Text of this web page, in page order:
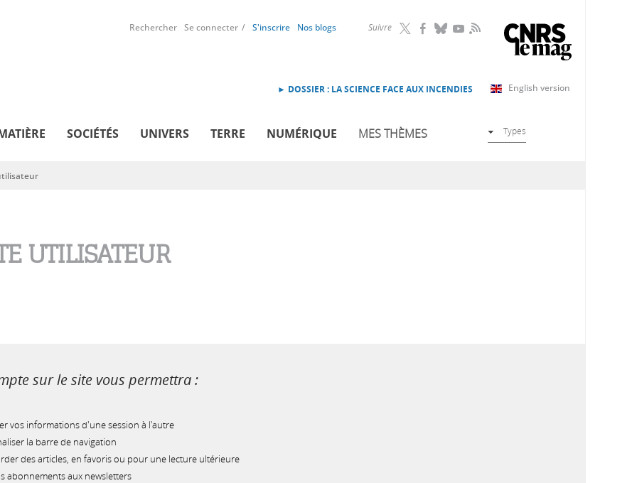
Suivre RSS
Rechercher Se connecter S'inscrire Nos blogs
English version
► DOSSIER : LA SCIENCE FACE AUX INCENDIES
SOCIÉTÉS UNIVERS TERRE NUMÉRIQUE MES THÈMES Types
UTILISATEUR
sur le site vous permettra :
vos informations d'une session à l'autre
la barre de navigation
des articles, en favoris ou pour une lecture ultérieure
abonnements aux newsletters